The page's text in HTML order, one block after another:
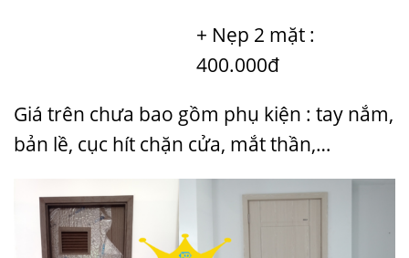
+ Nẹp 2 mặt :
400.000đ
Giá trên chưa bao gồm phụ kiện : tay nắm,
bản lề, cục hít chặn cửa, mắt thần,…